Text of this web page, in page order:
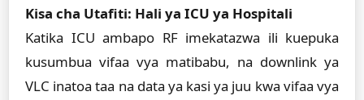
Kisa cha Utafiti: Hali ya ICU ya Hospitali
Katika ICU ambapo RF imekatazwa ili kuepuka
kusumbua vifaa vya matibabu, na downlink ya
VLC inatoa taa na data ya kasi ya juu kwa vifaa vya